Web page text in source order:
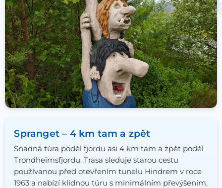
Spranget – 4 km tam a zpět
Snadná túra podél fjordu asi 4 km tam a zpět podél
Trondheimsfjordu. Trasa sleduje starou cestu
používanou před otevřením tunelu Hindrem v roce
1963 a nabízí klidnou túru s minimálním převýšením,